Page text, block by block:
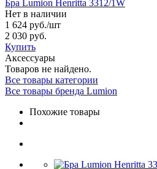
Бра Lumion Henritta 3312/1W
Нет в наличии
1 624 руб./шт
2 030 руб.
Купить
Аксессуары
Товаров не найдено.
Все товары категории
Все товары бренда Lumion
Похожие товары